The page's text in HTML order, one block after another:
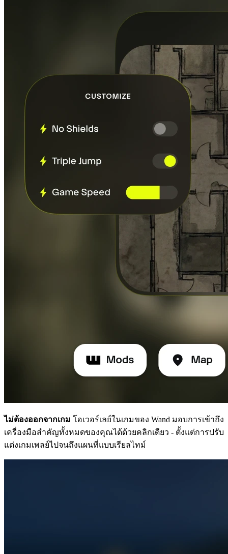
ไม่ต้องออกจากเกม โอเวอร์เลย์ในเกมของ Wand มอบการเข้าถึง
เครื่องมือสำคัญทั้งหมดของคุณได้ด้วยคลิกเดียว - ตั้งแต่การปรับ
แต่งเกมเพลย์ไปจนถึงแผนที่แบบเรียลไทม์